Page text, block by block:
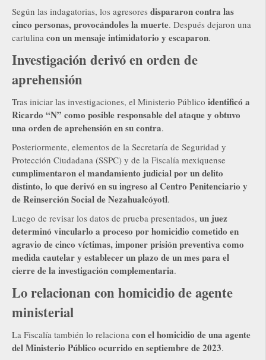
Según las indagatorias, los agresores dispararon contra las
cinco personas, provocándoles la muerte. Después dejaron una
cartulina con un mensaje intimidatorio y escaparon.
Investigación derivó en orden de
aprehensión
Tras iniciar las investigaciones, el Ministerio Público identificó a
Ricardo “N” como posible responsable del ataque y obtuvo
una orden de aprehensión en su contra.
Posteriormente, elementos de la Secretaría de Seguridad y
Protección Ciudadana (SSPC) y de la Fiscalía mexiquense
cumplimentaron el mandamiento judicial por un delito
distinto, lo que derivó en su ingreso al Centro Penitenciario y
de Reinserción Social de Nezahualcóyotl.
Luego de revisar los datos de prueba presentados, un juez
determinó vincularlo a proceso por homicidio cometido en
agravio de cinco víctimas, imponer prisión preventiva como
medida cautelar y establecer un plazo de un mes para el
cierre de la investigación complementaria.
Lo relacionan con homicidio de agente
ministerial
La Fiscalía también lo relaciona con el homicidio de una agente
del Ministerio Público ocurrido en septiembre de 2023.